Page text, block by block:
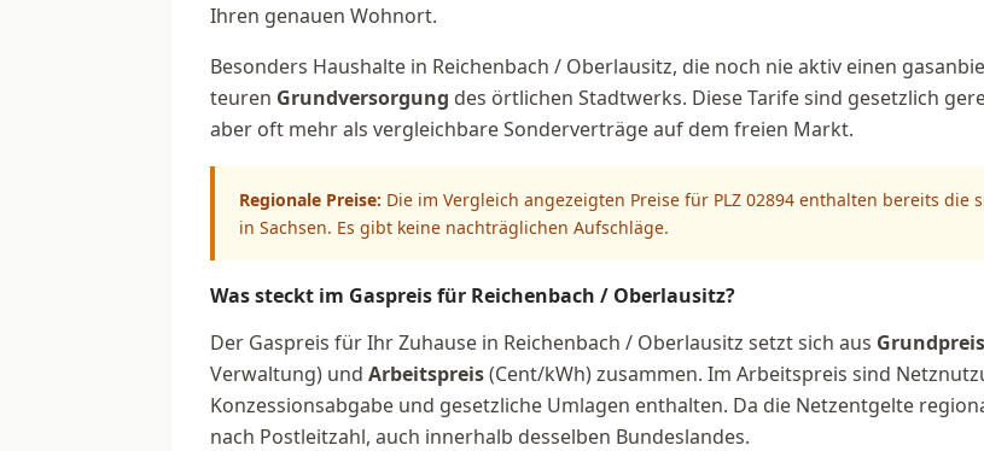
Ihren genauen Wohnort.
Besonders Haushalte in Reichenbach / Oberlausitz, die noch nie aktiv einen
teuren Grundversorgung des örtlichen Stadtwerks. Diese Tarife sind gesetzlich
aber oft mehr als vergleichbare Sonderverträge auf dem freien Markt.
Regionale Preise: Die im Vergleich angezeigten Preise für PLZ 02894 enthalten bereits die
in Sachsen. Es gibt keine nachträglichen Aufschläge.
Was steckt im Gaspreis für Reichenbach / Oberlausitz?
Der Gaspreis für Ihr Zuhause in Reichenbach / Oberlausitz setzt sich aus Grundpreis
Verwaltung) und Arbeitspreis(Cent/kWh) zusammen. Im Arbeitspreis sind
Konzessionsabgabe und gesetzliche Umlagen enthalten. Da die Netzentgelte
nach Postleitzahl, auch innerhalb desselben Bundeslandes.